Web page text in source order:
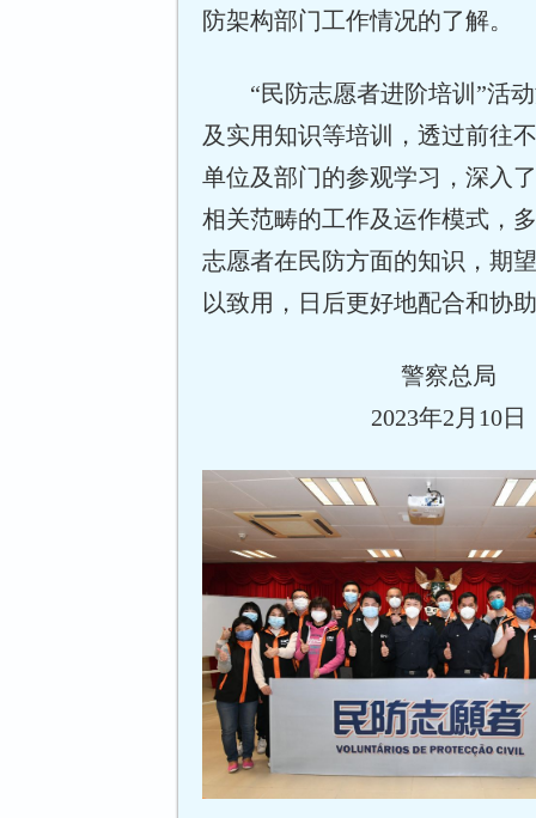
防架构部门工作情况的了解。
“民防志愿者进阶培训”活动
及实用知识等培训，透过前往
单位及部门的参观学习，深入
相关范畴的工作及运作模式，
志愿者在民防方面的知识，期
以致用，日后更好地配合和协
警察总局
2023年2月10日